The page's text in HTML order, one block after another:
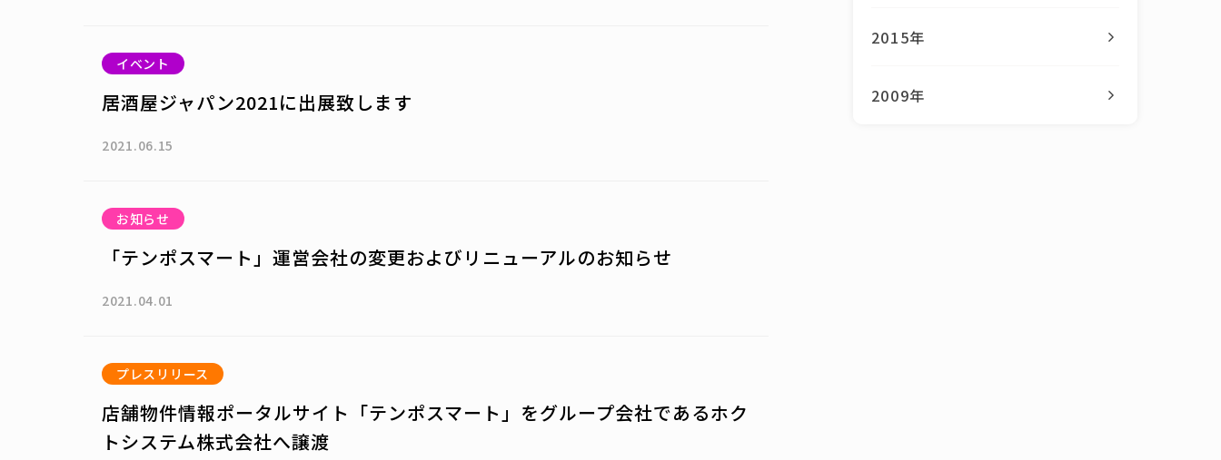
イベント
居酒屋ジャパン2021に出展致します
2021.06.15
お知らせ
「テンポスマート」運営会社の変更およびリニューアルのお知らせ
2021.04.01
プレスリリース
店舗物件情報ポータルサイト「テンポスマート」をグループ会社であるホク
トシステム株式会社へ譲渡
2015年
2009年